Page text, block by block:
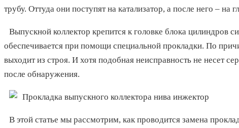
трубу. Оттуда они поступят на катализатор, а после него – на
Выпускной коллектор крепится к головке блока цилиндров
обеспечивается при помощи специальной прокладки. По
выходит из строя. И хотя подобная неисправность не несет
после обнаружения.
В этой статье мы рассмотрим, как проводится замена